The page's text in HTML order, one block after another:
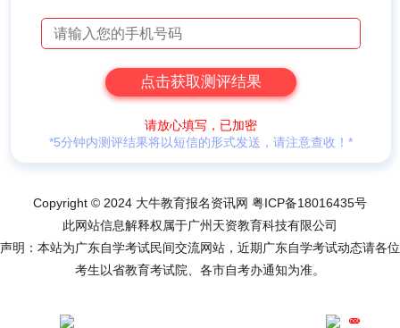
请放心填写，已加密
*5分钟内测评结果将以短信的形式发送，请注意查收！*
Copyright © 2024 大牛教育报名资讯网 粤ICP备18016435号
此网站信息解释权属于广州天资教育科技有限公司
声明：本站为广东自学考试民间交流网站，近期广东自学考试动态请各位
考生以省教育考试院、各市自考办通知为准。
hot